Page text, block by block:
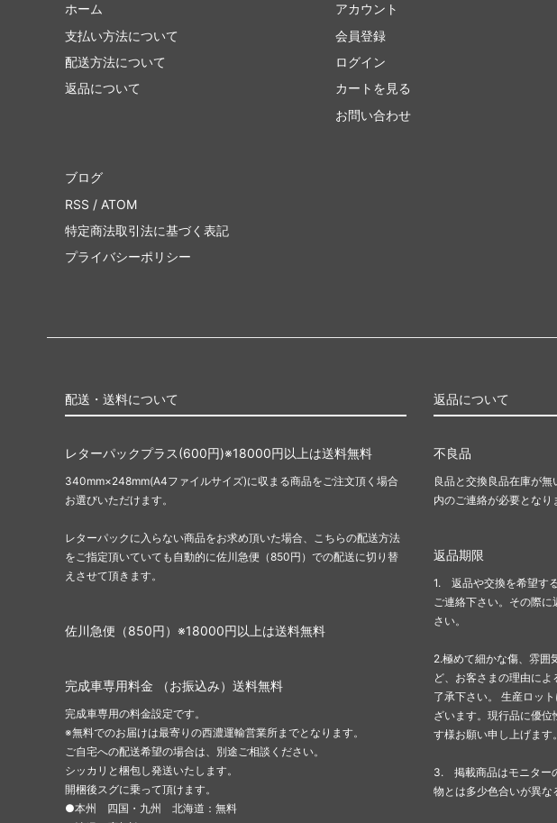
ホーム
支払い方法について
配送方法について
返品について
アカウント
会員登録
ログイン
カートを見る
お問い合わせ
ブログ
RSS / ATOM
特定商法取引法に基づく表記
プライバシーポリシー
配送・送料について
レターパックプラス(600円)※18000円以上は送料無料
340mm×248mm(A4ファイルサイズ)に収まる商品をご注文頂く場合
お選びいただけます。
レターパックに入らない商品をお求め頂いた場合、こちらの配送方法
をご指定頂いていても自動的に佐川急便（850円）での配送に切り替
えさせて頂きます。
佐川急便（850円）※18000円以上は送料無料
完成車専用料金 （お振込み）送料無料
完成車専用の料金設定です。
※無料でのお届けは最寄りの西濃運輸営業所までとなります。
ご自宅への配送希望の場合は、別途ご相談ください。
シッカリと梱包し発送いたします。
開梱後スグに乗って頂けます。
●本州 四国・九州 北海道：無料
返品について
不良品
良品と交換良品在庫が
内のご連絡が必要となり
返品期限
1. 返品や交換を希望す
ご連絡下さい。その際
さい。
2.極めて細かな傷、雰囲
ど、お客さまの理由に
了承下さい。 生産ロッ
ざいます。現行品に優位
す様お願い申し上げます。
3. 掲載商品はモニター
物とは多少色合いが異な